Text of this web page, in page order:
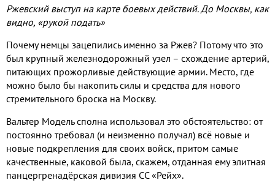
Ржевский выступ на карте боевых действий. До Москвы, как
видно, «рукой подать»
Почему немцы зацепились именно за Ржев? Потому что это
был крупный железнодорожный узел – схождение артерий,
питающих прожорливые действующие армии. Место, где
можно было бы накопить силы и средства для нового
стремительного броска на Москву.
Вальтер Модель сполна использовал это обстоятельство: от
постоянно требовал (и неизменно получал) всё новые и
новые подкрепления для своих войск, притом самые
качественные, каковой была, скажем, отданная ему элитная
панцергренадёрская дивизия СС «Рейх».